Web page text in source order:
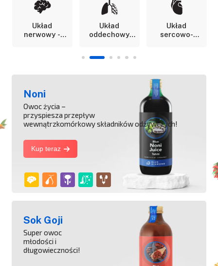
Układ
nerwowy -
Układ
oddechowy
Układ
sercowo-
Noni
Owoc życia –
przyspiesza przepływ
wewnątrzkomórkowy składników odżywczych!
Kup teraz
Sok Goji
Super owoc
młodości i
długowieczności!